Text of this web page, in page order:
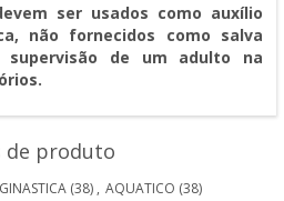
ser usados ​​como auxílio
não fornecidos como salva
supervisão de um adulto na
de produto
(38) , AQUATICO (38)